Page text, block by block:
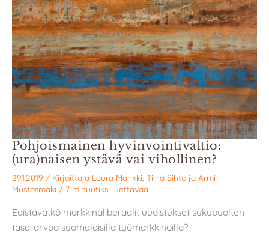
Pohjoismainen hyvinvointivaltio:
(ura)naisen ystävä vai vihollinen?
29.1.2019 / Kirjoittaja Laura Mankki Tiina Sihto ja Armi
Mustosmäki / 7 minuutiksi luettavaa
Edistävätkö markkinaliberaalit uudistukset sukupuolten
tasa-arvoa suomalaisilla työmarkkinoilla?